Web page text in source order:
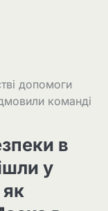
допомоги
команді
в
у
як